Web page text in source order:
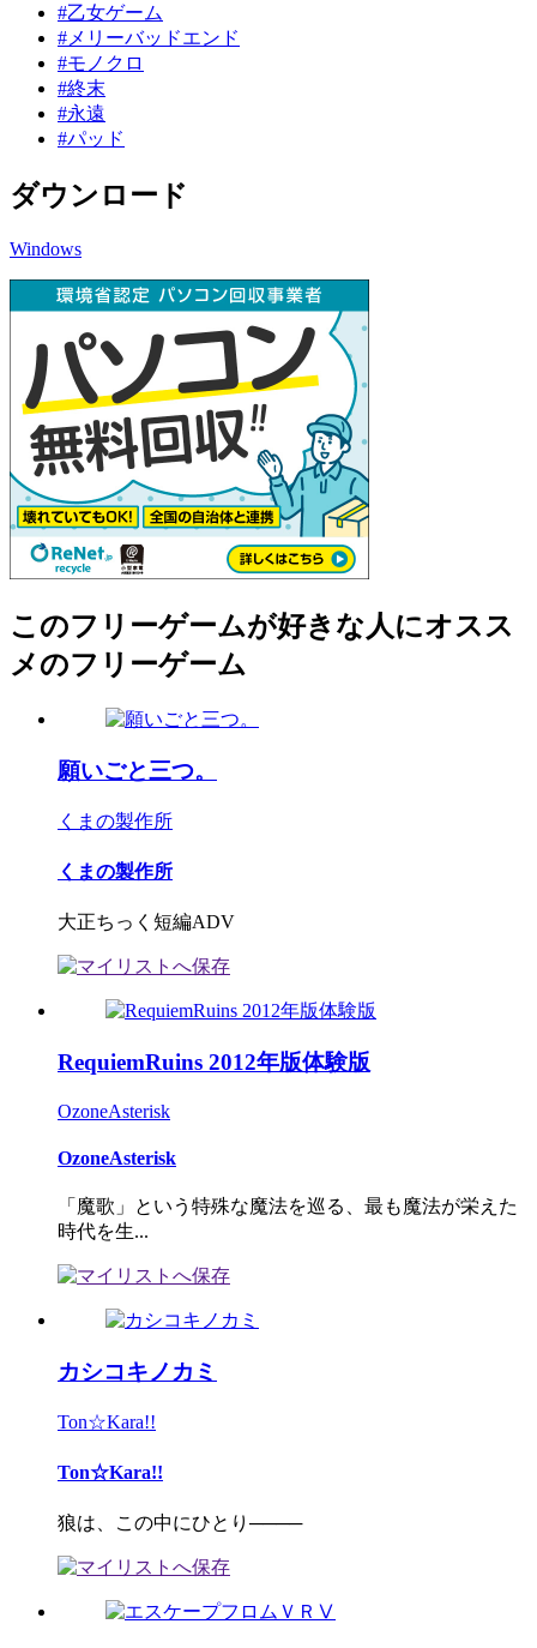
#乙女ゲーム
#メリーバッドエンド
#モノクロ
#終末
#永遠
#パッド
ダウンロード
Windows
このフリーゲームが好きな人にオスス
メのフリーゲーム
願いごと三つ。
くまの製作所
くまの製作所
大正ちっく短編ADV
RequiemRuins 2012年版体験版
OzoneAsterisk
OzoneAsterisk
「魔歌」という特殊な魔法を巡る、最も魔法が栄えた
時代を生...
カシコキノカミ
Ton☆Kara!!
Ton☆Kara!!
狼は、この中にひとり────